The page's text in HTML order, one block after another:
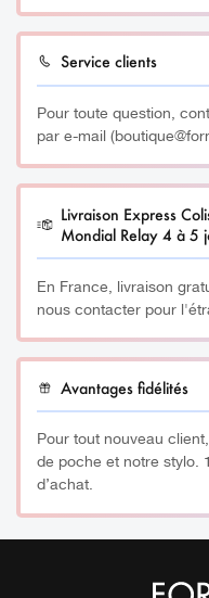
splendeur et sa
Efficacité immédiate
120 Fils
___________
Histoire :
Le lifting coréen ou
popularisé en Corée du
pour son expertise en
connaît un grand
France, en raison de
spectaculaires,
une technique non
jeunesse de votre
invasives telles que les
esthétique.
toute responsabilité en
Service clients
Pour toute question,
par e-mail
Livraison Express
Mondial Relay 4 à 5
En France, livraison
nous contacter pour
Avantages fidélités
Pour tout nouveau
de poche et notre stylo.
d’achat.